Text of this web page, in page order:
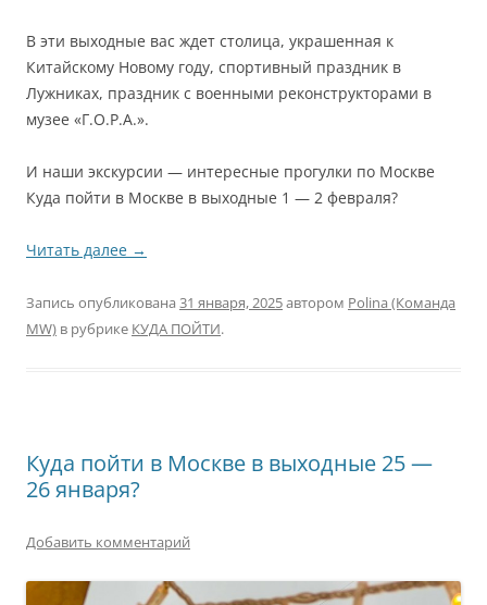
В эти выходные вас ждет столица, украшенная к
Китайскому Новому году, спортивный праздник в
Лужниках, праздник с военными реконструкторами в
музее «Г.О.Р.А.».
И наши экскурсии — интересные прогулки по Москве
Куда пойти в Москве в выходные 1 — 2 февраля?
Читать далее →
Запись опубликована 31 января, 2025автором Polina (Команда
MW) в рубрике КУДА ПОЙТИ.
Куда пойти в Москве в выходные 25 —
26 января?
Добавить комментарий